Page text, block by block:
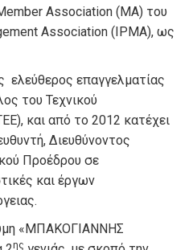
Association (ΜΑ) του
Association (IPMA), ως
ελεύθερος επαγγελματίας
του Τεχνικού
και από το 2012 κατέχει
Διευθύνοντος
Προέδρου σε
και έργων
«ΜΠΑΚΟΓΙΑΝΝΗΣ
ης